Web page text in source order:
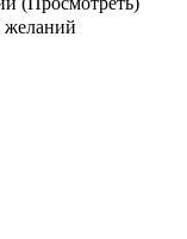
желаний